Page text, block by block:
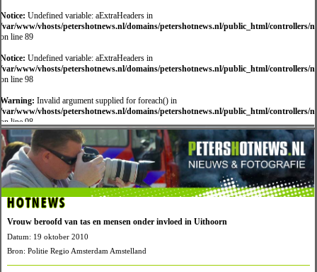
Notice: Undefined variable: aExtraHeaders in
/var/www/vhosts/petershotnews.nl/domains/petershotnews.nl/public_html/controllers/
on line 89
Notice: Undefined variable: aExtraHeaders in
/var/www/vhosts/petershotnews.nl/domains/petershotnews.nl/public_html/controllers/
on line 98
Warning: Invalid argument supplied for foreach() in
/var/www/vhosts/petershotnews.nl/domains/petershotnews.nl/public_html/controllers/
on line 98
HOTNEWS
Vrouw beroofd van tas en mensen onder invloed in Uithoorn
Datum: 19 oktober 2010
Bron: Politie Regio Amsterdam Amstelland